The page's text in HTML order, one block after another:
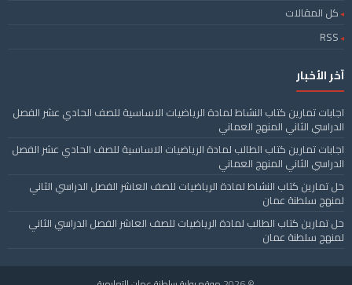
كل المقالات
RSS
آخر الأخبار
اجابات تمارين كتاب النشاط لمادة الرياضيات الاساسية للصف الحادي عشر الفصل
الدراسي الثاني المنهج العماني
اجابات تمارين كتاب الطالب لمادة الرياضيات الاساسية للصف الحادي عشر الفصل
الدراسي الثاني المنهج العماني
حل تمارين كتاب النشاط لمادة الرياضيات للصف العاشر الفصل الدراسي الثاني
لمنهج سلطنة عمان
حل تمارين كتاب الطالب لمادة الرياضيات للصف العاشر الفصل الدراسي الثاني
لمنهج سلطنة عمان